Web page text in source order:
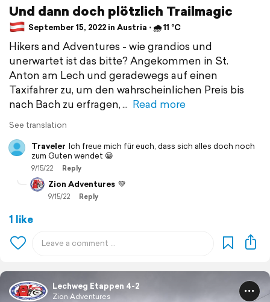
Und dann doch plötzlich Trailmagic
September 15, 2022 in Austria ⋅ 🌧 11 °C
Hikers and Adventures - wie grandios und
unerwartet ist das bitte? Angekommen in St.
Anton am Lech und geradewegs auf einen
Taxifahrer zu, um den wahrscheinlichen Preis bis
nach Bach zu erfragen,
Read more
See translation
Traveler Ich freue mich für euch, dass sich alles doch noch
zum Guten wendet 😀
9/15/22 Reply
Zion Adventures 💚
9/15/22 Reply
1 like
Lechweg Etappen 4-2
Zion Adventures